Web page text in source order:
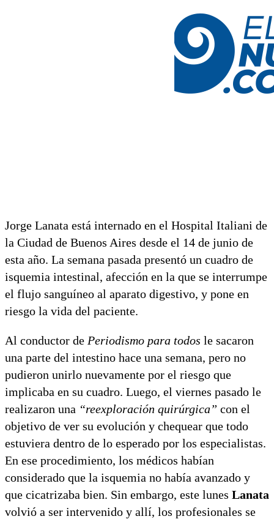
Jorge Lanata está internado en el Hospital Italiani de
la Ciudad de Buenos Aires desde el 14 de junio de
esta año. La semana pasada presentó un cuadro de
isquemia intestinal, afección en la que se interrumpe
el flujo sanguíneo al aparato digestivo, y pone en
riesgo la vida del paciente.
Al conductor de Periodismo para todos le sacaron
una parte del intestino hace una semana, pero no
pudieron unirlo nuevamente por el riesgo que
implicaba en su cuadro. Luego, el viernes pasado le
realizaron una “reexploración quirúrgica” con el
objetivo de ver su evolución y chequear que todo
estuviera dentro de lo esperado por los especialistas.
En ese procedimiento, los médicos habían
considerado que la isquemia no había avanzado y
que cicatrizaba bien. Sin embargo, este lunes Lanata
volvió a ser intervenido y allí, los profesionales se